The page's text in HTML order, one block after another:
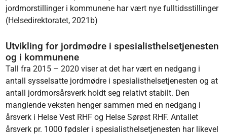
jordmorstillinger i kommunene har vært nye fulltidsstillinger
(Helsedirektoratet, 2021b)
Utvikling for jordmødre i spesialisthelsetjenesten
og i kommunene
Tall fra 2015 – 2020 viser at det har vært en nedgang i
antall sysselsatte jordmødre i spesialisthelsetjenesten og at
antall jordmorsårsverk holdt seg relativt stabilt. Den
manglende veksten henger sammen med en nedgang i
årsverk i Helse Vest RHF og Helse Sørøst RHF. Antallet
årsverk pr. 1000 fødsler i spesialisthelsetjenesten har likevel